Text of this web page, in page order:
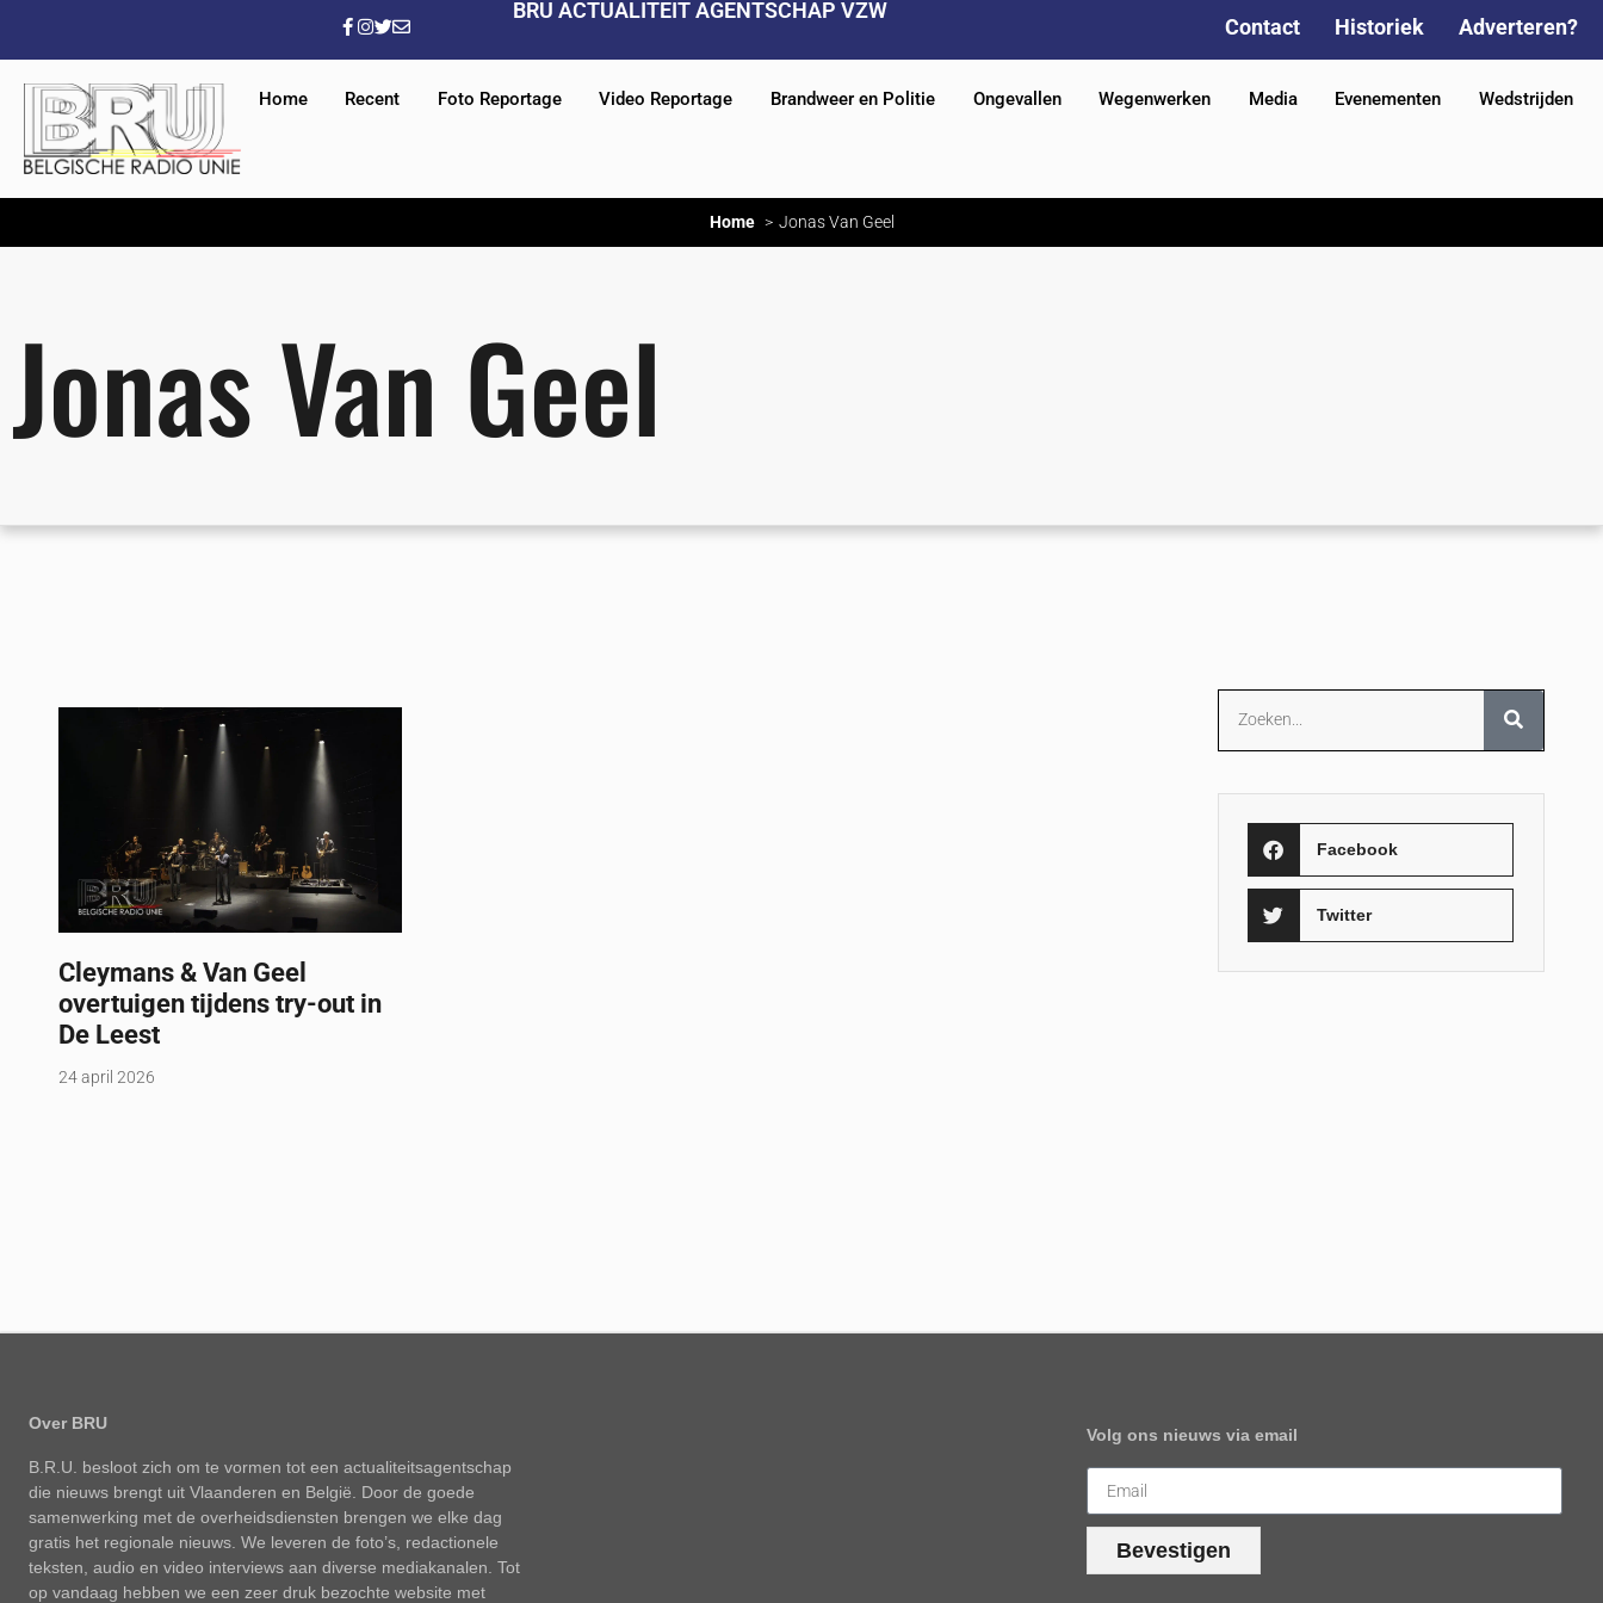
BRU ACTUALITEIT AGENTSCHAP VZW
Contact Historiek Adverteren?
Home Recent Foto Reportage Video Reportage Brandweer en Politie Ongevallen Wegenwerken Media Evenementen Wedstrijden
Home Jonas Van Geel
Jonas Van Geel
Cleymans & Van Geel
overtuigen tijdens try-out in
De Leest
24 april 2026
Facebook
Twitter
Over BRU
B.R.U. besloot zich om te vormen tot een actualiteitsagentschap
die nieuws brengt uit Vlaanderen en België. Door de goede
samenwerking met de overheidsdiensten brengen we elke dag
gratis het regionale nieuws. We leveren de foto’s, redactionele
teksten, audio en video interviews aan diverse mediakanalen. Tot
op vandaag hebben we een zeer druk bezochte website met
Volg ons nieuws via email
Bevestigen